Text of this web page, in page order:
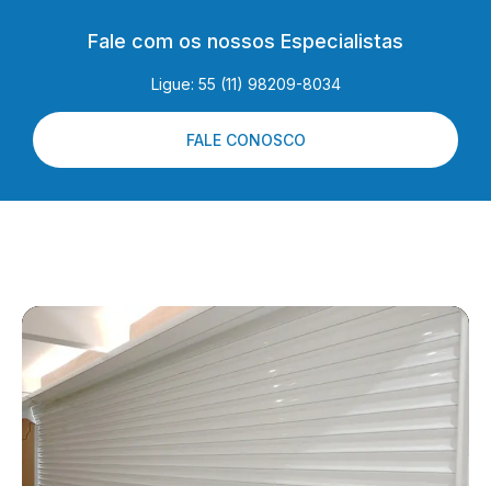
Fale com os nossos Especialistas
Ligue: 55 (11) 98209-8034
FALE CONOSCO